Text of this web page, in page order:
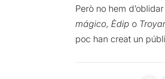
Però no hem
mágico, Èdip o
poc han creat un